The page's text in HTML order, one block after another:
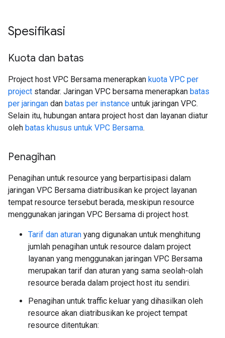
Spesifikasi
Kuota dan batas
Project host VPC Bersama menerapkan kuota VPC per
project standar. Jaringan VPC bersama menerapkan batas
per jaringan dan batas per instance untuk jaringan VPC.
Selain itu, hubungan antara project host dan layanan diatur
oleh batas khusus untuk VPC Bersama.
Penagihan
Penagihan untuk resource yang berpartisipasi dalam
jaringan VPC Bersama diatribusikan ke project layanan
tempat resource tersebut berada, meskipun resource
menggunakan jaringan VPC Bersama di project host.
Tarif dan aturan yang digunakan untuk menghitung
jumlah penagihan untuk resource dalam project
layanan yang menggunakan jaringan VPC Bersama
merupakan tarif dan aturan yang sama seolah-olah
resource berada dalam project host itu sendiri.
Penagihan untuk traffic keluar yang dihasilkan oleh
resource akan diatribusikan ke project tempat
resource ditentukan: